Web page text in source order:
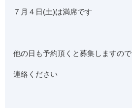
７月４日(土)は満席です
他の日も予約頂くと募集しますので
連絡ください